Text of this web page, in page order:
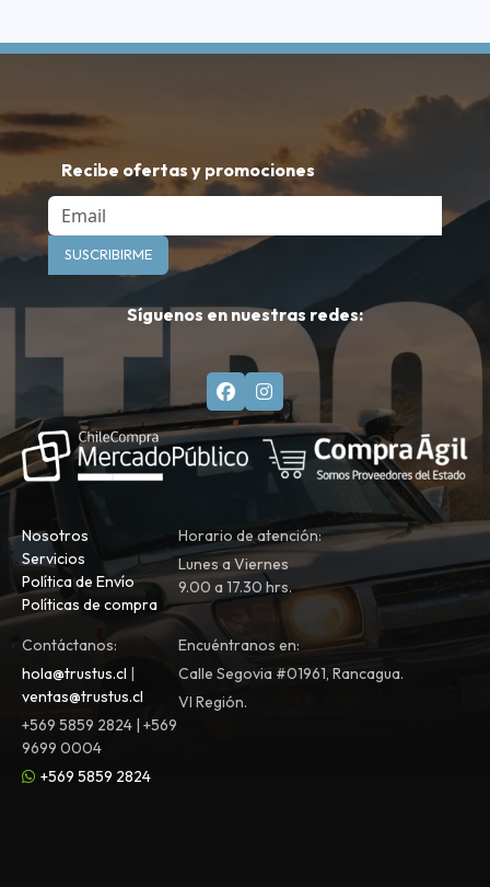
Recibe ofertas y promociones
Email
SUSCRIBIRME
Síguenos en nuestras redes:
Nosotros
Servicios
Política de Envío
Políticas de compra
Horario de atención:
Lunes a Viernes
9.00 a 17.30 hrs.
Contáctanos:
hola@trustus.cl |
ventas@trustus.cl
+569 5859 2824 | +569
9699 0004
+569 5859 2824
Encuéntranos en:
Calle Segovia #01961, Rancagua.
VI Región.